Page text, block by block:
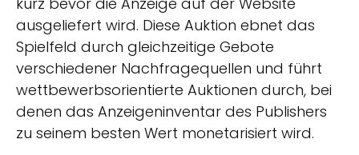
ausgeliefert wird. Diese Auktion ebnet das
Spielfeld durch gleichzeitige Gebote
verschiedener Nachfragequellen und führt
wettbewerbsorientierte Auktionen durch, bei
denen das Anzeigeninventar des Publishers
zu seinem besten Wert monetarisiert wird.